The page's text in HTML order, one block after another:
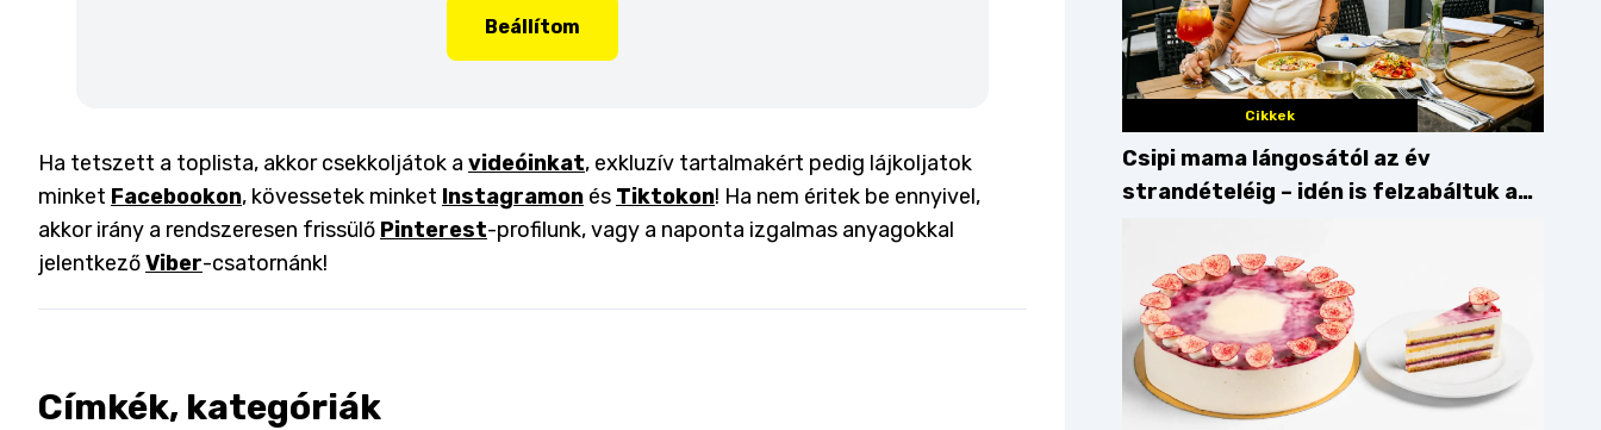
Beállítom
Ha tetszett a toplista, akkor csekkoljátok a videóinkat, exkluzív tartalmakért pedig lájkoljatok
minket Facebookon, kövessetek minket Instagramon és Tiktokon! Ha nem éritek be ennyivel,
akkor irány a rendszeresen frissülő Pinterest-profilunk, vagy a naponta izgalmas anyagokkal
jelentkezőViber-csatornánk!
Címkék, kategóriák
Cikkek
Csipi mama lángosától az év
strandételéig – idén is felzabáltuk a